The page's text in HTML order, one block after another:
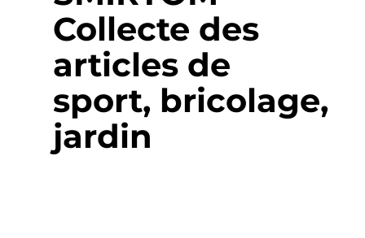
Collecte des
articles de
sport, bricolage,
jardin